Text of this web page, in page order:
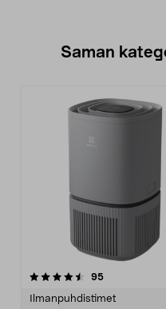
Saman
95arvostelut
Ilmanpuhdistimet
5.0 viidestä